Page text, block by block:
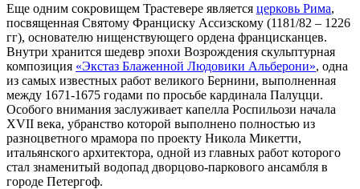
Еще одним сокровищем Трастевере является церковь Рима,
посвященная Святому Франциску Ассизскому (1181/82 – 1226
гг), основателю нищенствующего ордена францисканцев.
Внутри хранится шедевр эпохи Возрождения скульптурная
композиция «Экстаз Блаженной Людовики Альберони», одна
из самых известных работ великого Бернини, выполненная
между 1671-1675 годами по просьбе кардинала Палуцци.
Особого внимания заслуживает капелла Роспильози начала
XVII века, убранство которой выполнено полностью из
разноцветного мрамора по проекту Никола Микетти,
итальянского архитектора, одной из главных работ которого
стал знаменитый водопад дворцово-паркового ансамбля в
городе Петергоф.